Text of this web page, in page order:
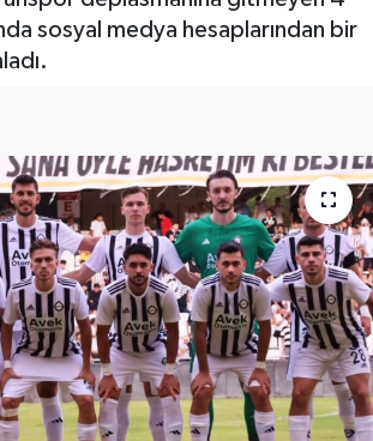
sosyal medya hesaplarından bir